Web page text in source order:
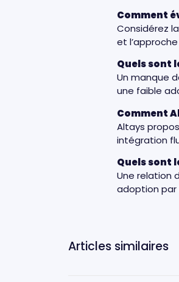
Comment
Considérez
et
Quels sont
Un manque
une faible
Comment
Altays
intégration
Quels sont
Une relation
adoption par
Articles similaires